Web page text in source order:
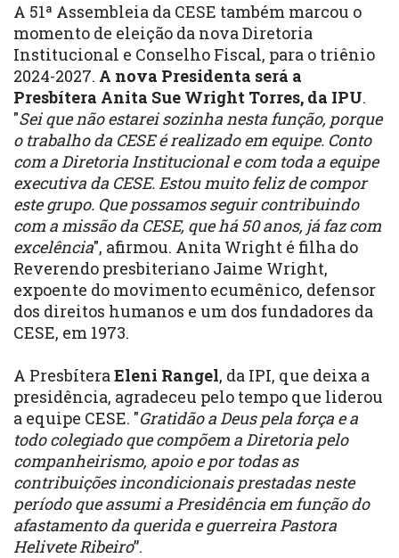
A 51ª Assembleia da CESE também marcou o
momento de eleição da nova Diretoria
Institucional e Conselho Fiscal, para o triênio
2024-2027. A nova Presidenta será a
Presbítera Anita Sue Wright Torres, da IPU.
"Sei que não estarei sozinha nesta função, porque
o trabalho da CESE é realizado em equipe. Conto
com a Diretoria Institucional e com toda a equipe
executiva da CESE. Estou muito feliz de compor
este grupo. Que possamos seguir contribuindo
com a missão da CESE, que há 50 anos, já faz com
excelência", afirmou. Anita Wright é filha do
Reverendo presbiteriano Jaime Wright,
expoente do movimento ecumênico, defensor
dos direitos humanos e um dos fundadores da
CESE, em 1973.
A PresbíteraEleni Rangel, da IPI, que deixa a
presidência, agradeceu pelo tempo que liderou
a equipe CESE. "Gratidão a Deus pela força e a
todo colegiado que compõem a Diretoria pelo
companheirismo, apoio e por todas as
contribuições incondicionais prestadas neste
período que assumi a Presidência em função do
afastamento da querida e guerreira Pastora
Helivete Ribeiro”.